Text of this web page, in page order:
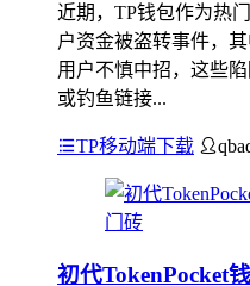
近期，TP钱包作为热
户资金被盗转事件，
用户不慎中招，这些
或钓鱼链接...
TP移动端下载
初代TokenPocket